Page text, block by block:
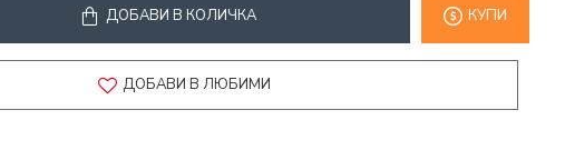
ДОБАВИ В КОЛИЧКА КУПИ
ДОБАВИ В ЛЮБИМИ